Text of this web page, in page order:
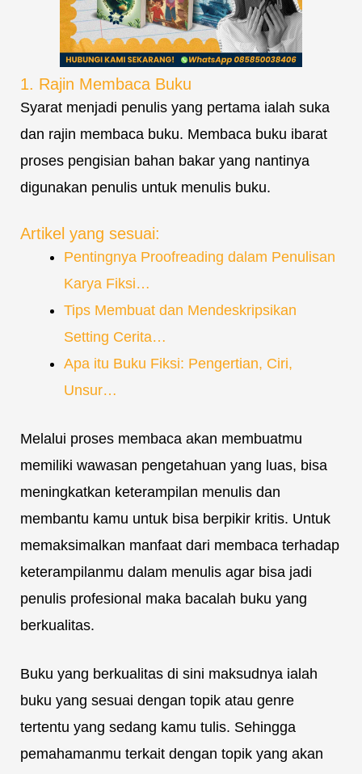
1. Rajin Membaca Buku
Syarat menjadi penulis yang pertama ialah suka
dan rajin membaca buku. Membaca buku ibarat
proses pengisian bahan bakar yang nantinya
digunakan penulis untuk menulis buku.
Artikel yang sesuai:
Pentingnya Proofreading dalam Penulisan
Karya Fiksi…
Tips Membuat dan Mendeskripsikan
Setting Cerita…
Apa itu Buku Fiksi: Pengertian, Ciri,
Unsur…
Melalui proses membaca akan membuatmu
memiliki wawasan pengetahuan yang luas, bisa
meningkatkan keterampilan menulis dan
membantu kamu untuk bisa berpikir kritis. Untuk
memaksimalkan manfaat dari membaca terhadap
keterampilanmu dalam menulis agar bisa jadi
penulis profesional maka bacalah buku yang
berkualitas.
Buku yang berkualitas di sini maksudnya ialah
buku yang sesuai dengan topik atau genre
tertentu yang sedang kamu tulis. Sehingga
pemahamanmu terkait dengan topik yang akan